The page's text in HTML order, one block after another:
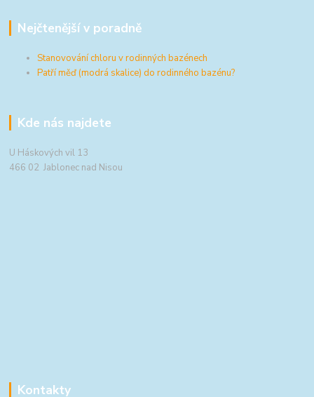
Nejčtenější v poradně
Stanovování chloru v rodinných bazénech
Patří měď (modrá skalice) do rodinného bazénu?
Kde nás najdete
U Háskových vil 13
466 02 Jablonec nad Nisou
Kontakty